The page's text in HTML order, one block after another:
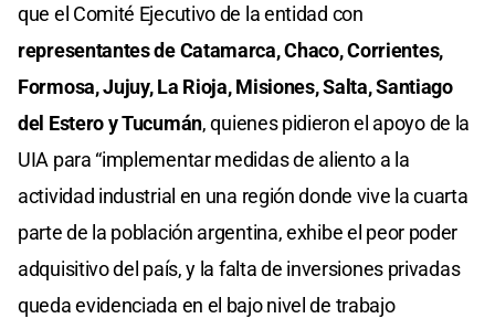
que el Comité Ejecutivo de la entidad con
representantes de Catamarca, Chaco, Corrientes,
Formosa, Jujuy, La Rioja, Misiones, Salta, Santiago
del Estero y Tucumán, quienes pidieron el apoyo de la
UIA para “implementar medidas de aliento a la
actividad industrial en una región donde vive la cuarta
parte de la población argentina, exhibe el peor poder
adquisitivo del país, y la falta de inversiones privadas
queda evidenciada en el bajo nivel de trabajo